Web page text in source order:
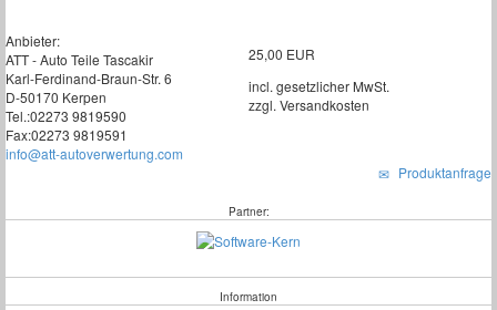
Anbieter:
ATT - Auto Teile Tascakir
Karl-Ferdinand-Braun-Str. 6
D-50170 Kerpen
Tel.:02273 9819590
Fax:02273 9819591
info@att-autoverwertung.com
25,00 EUR
incl. gesetzlicher MwSt.
zzgl. Versandkosten
Produktanfrage
Partner:
Information